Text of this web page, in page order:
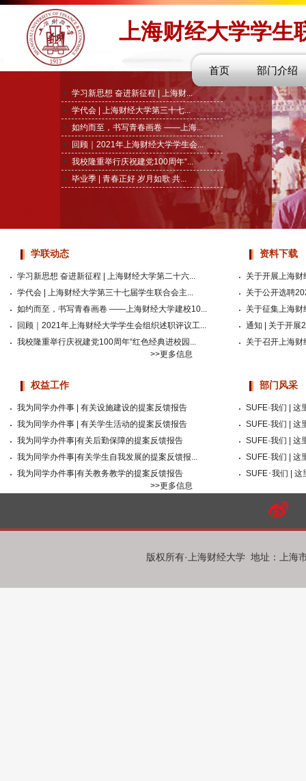
上海财经大学学生
学习新思想 奋进新征程 | 上海财...
学代会 | 上海财经大学第三十七...
​如约而至，书写青春画卷 ——上海...
回顾｜2021年上海财经大学学生会...
我校隆重举行庆祝建党100周年“...
毕业季 | 青春正好 岁月如歌 共...
首页 部门介绍
学联动态
学习新思想 奋进新征程 | 上海财经大学第二十六...
学代会 | 上海财经大学第三十七届学生联合会主...
​如约而至，书写青春画卷 ——上海财经大学建校10...
回顾｜2021年上海财经大学学生会组织述职评议工...
我校隆重举行庆祝建党100周年“红色经典进校园...
>>更多信息
资料下载
关于开展上海财
关于公开选聘
关于征集上海财
通知 | 关于开展
关于召开上海财
权益工作
我为同学办件事 | 有关设施建设的提案反馈报告
我为同学办件事 | 有关学生活动的提案反馈报告
我为同学办件事|有关后勤保障的提案反馈报告
我为同学办件事|有关学生自我发展的提案反馈报...
我为同学办件事|有关教务教学的提案反馈报告
>>更多信息
部门风采
SUFE·我们 | 这
SUFE·我们 | 这
SUFE·我们 | 这
SUFE·我们 | 这
SUFE･我们 | 这
版权所有·上海财经大学 地址：上